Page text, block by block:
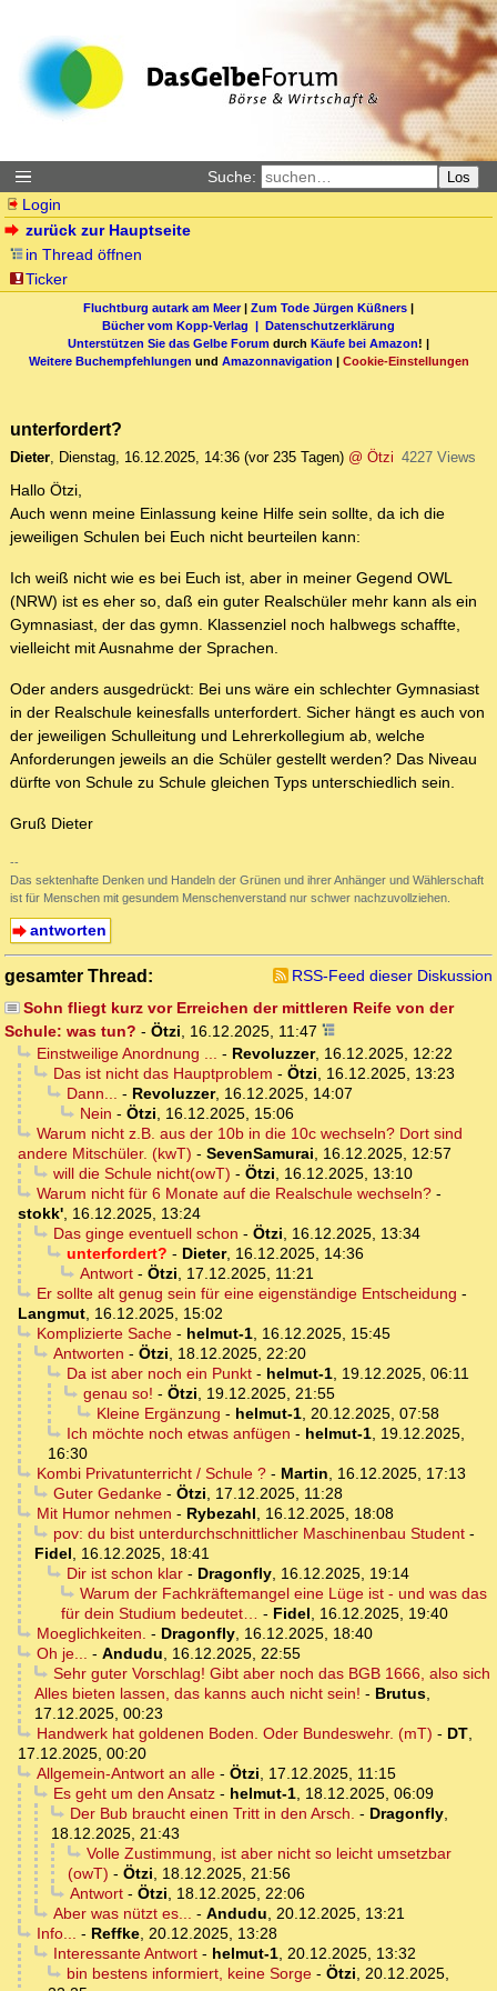
Suche: Los
Login
zurück zur Hauptseite
in Thread öffnen
Ticker
Fluchtburg autark am Meer| Zum Tode Jürgen Küßners |
Bücher vom Kopp-Verlag | Datenschutzerklärung
Unterstützen Sie das Gelbe Forum durch Käufe bei Amazon! |
Weitere Buchempfehlungen und Amazonnavigation | Cookie-Einstellungen
unterfordert?
Dieter, Dienstag, 16.12.2025, 14:36 (vor 235 Tagen) @ Ötzi 4227 Views
Hallo Ötzi,
Auch wenn meine Einlassung keine Hilfe sein sollte, da ich die
jeweiligen Schulen bei Euch nicht beurteilen kann:
Ich weiß nicht wie es bei Euch ist, aber in meiner Gegend OWL
(NRW) ist es eher so, daß ein guter Realschüler mehr kann als ein
Gymnasiast, der das gymn. Klassenziel noch halbwegs schaffte,
vielleicht mit Ausnahme der Sprachen.
Oder anders ausgedrückt: Bei uns wäre ein schlechter Gymnasiast
in der Realschule keinesfalls unterfordert. Sicher hängt es auch von
der jeweiligen Schulleitung und Lehrerkollegium ab, welche
Anforderungen jeweils an die Schüler gestellt werden? Das Niveau
dürfte von Schule zu Schule gleichen Typs unterschiedlich sein.
Gruß Dieter
--
Das sektenhafte Denken und Handeln der Grünen und ihrer Anhänger und Wählerschaft
ist für Menschen mit gesundem Menschenverstand nur schwer nachzuvollziehen.
antworten
gesamter Thread:
RSS-Feed dieser Diskussion
Sohn fliegt kurz vor Erreichen der mittleren Reife von der
Schule: was tun? - Ötzi, 16.12.2025, 11:47
Einstweilige Anordnung ... - Revoluzzer, 16.12.2025, 12:22
Das ist nicht das Hauptproblem - Ötzi, 16.12.2025, 13:23
Dann... - Revoluzzer, 16.12.2025, 14:07
Nein - Ötzi, 16.12.2025, 15:06
Warum nicht z.B. aus der 10b in die 10c wechseln? Dort sind
andere Mitschüler. (kwT) - SevenSamurai, 16.12.2025, 12:57
will die Schule nicht(owT) - Ötzi, 16.12.2025, 13:10
Warum nicht für 6 Monate auf die Realschule wechseln?-
stokk', 16.12.2025, 13:24
Das ginge eventuell schon - Ötzi, 16.12.2025, 13:34
unterfordert? - Dieter, 16.12.2025, 14:36
Antwort- Ötzi, 17.12.2025, 11:21
Er sollte alt genug sein für eine eigenständige Entscheidung -
Langmut, 16.12.2025, 15:02
Komplizierte Sache- helmut-1, 16.12.2025, 15:45
Antworten - Ötzi, 18.12.2025, 22:20
Da ist aber noch ein Punkt- helmut-1, 19.12.2025, 06:11
genau so! - Ötzi, 19.12.2025, 21:55
Kleine Ergänzung - helmut-1, 20.12.2025, 07:58
Ich möchte noch etwas anfügen - helmut-1, 19.12.2025,
16:30
Kombi Privatunterricht / Schule ?- Martin, 16.12.2025, 17:13
Guter Gedanke- Ötzi, 17.12.2025, 11:28
Mit Humor nehmen - Rybezahl, 16.12.2025, 18:08
pov: du bist unterdurchschnittlicher Maschinenbau Student-
Fidel, 16.12.2025, 18:41
Dir ist schon klar- Dragonfly, 16.12.2025, 19:14
Warum der Fachkräftemangel eine Lüge ist - und was das
für dein Studium bedeutet… - Fidel, 16.12.2025, 19:40
Moeglichkeiten. - Dragonfly, 16.12.2025, 18:40
Oh je... - Andudu, 16.12.2025, 22:55
Sehr guter Vorschlag! Gibt aber noch das BGB 1666, also sich
Alles bieten lassen, das kanns auch nicht sein! - Brutus,
17.12.2025, 00:23
Handwerk hat goldenen Boden. Oder Bundeswehr. (mT) - DT,
17.12.2025, 00:20
Allgemein-Antwort an alle- Ötzi, 17.12.2025, 11:15
Es geht um den Ansatz- helmut-1, 18.12.2025, 06:09
Der Bub braucht einen Tritt in den Arsch. - Dragonfly,
18.12.2025, 21:43
Volle Zustimmung, ist aber nicht so leicht umsetzbar
(owT) - Ötzi, 18.12.2025, 21:56
Antwort- Ötzi, 18.12.2025, 22:06
Aber was nützt es... - Andudu, 20.12.2025, 13:21
Info... - Reffke, 20.12.2025, 13:28
Interessante Antwort- helmut-1, 20.12.2025, 13:32
bin bestens informiert, keine Sorge- Ötzi, 20.12.2025,